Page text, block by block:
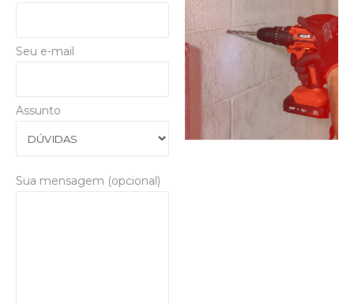
Seu e-mail
Assunto
Sua mensagem (opcional)